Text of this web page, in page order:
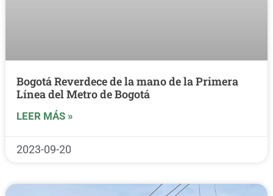
Bogotá Reverdece de la mano de la Primera
Línea del Metro de Bogotá
LEER MÁS »
2023-09-20